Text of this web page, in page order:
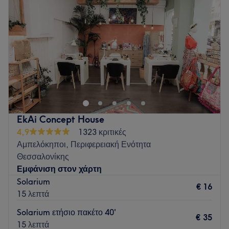
Ειδικεύονται σε: Συνεδρίες μαυρίσματος, μαύρισμα με σπρέι.
Go to venue
Παρασκευή
12:00
20:00
Σάββατο
10:00–
18:00
Κυριακή
Κλειστό
Κέντρο ομορφιάς
Go to venue
EkAi Concept House
4,9
1323 κριτικές
Αμπελόκηποι, Περιφερειακή Ενότητα
Θεσσαλονίκης
Εμφάνιση στον χάρτη
Solarium
15 λεπτά
€ 16
Solarium ετήσιο πακέτο 40'
15 λεπτά
€ 35